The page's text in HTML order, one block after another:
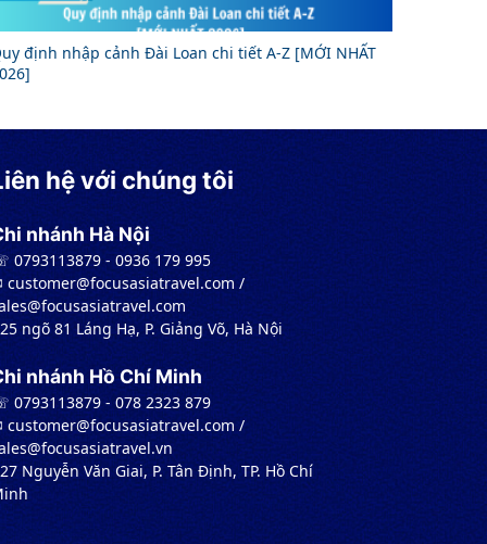
định nhập cảnh Đài Loan chi tiết A-Z [MỚI NHẤT
hệ với chúng tôi
nhánh Hà Nội
0793113879 - 0936 179 995
customer@focusasiatravel.com /
ngõ 81 Láng Hạ, P. Giảng Võ, Hà Nội
nhánh Hồ Chí Minh
0793113879 - 078 2323 879
customer@focusasiatravel.com /
Nguyễn Văn Giai, P. Tân Định, TP. Hồ Chí